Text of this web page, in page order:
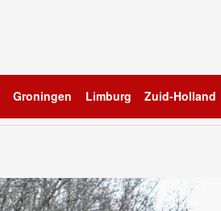
Groningen Limburg Zuid-Holland